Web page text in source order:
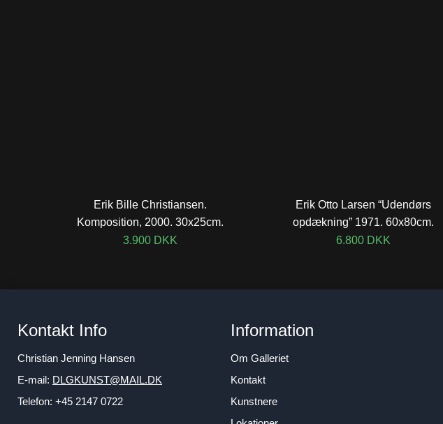
Erik Bille Christiansen.
Komposition, 2000. 30x25cm.
3.900 DKK
Erik Otto Larsen “Udendørs
opdækning” 1971. 60x80cm.
6.800 DKK
Kontakt Info
Christian Jenning Hansen
E-mail: DLGKUNST@MAIL.DK
Telefon: +45 2147 0722
Information
Om Galleriet
Kontakt
Kunstnere